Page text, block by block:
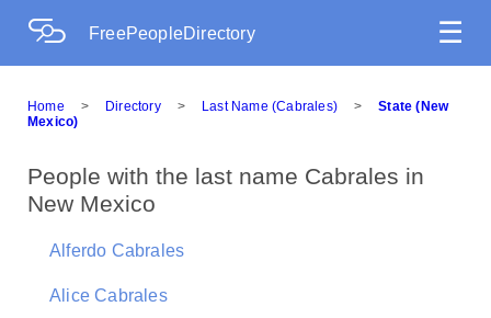
FreePeopleDirectory ☰
Home > Directory > Last Name (Cabrales) >
State (New
Mexico)
People with the last name Cabrales in
New Mexico
Alferdo Cabrales
Alice Cabrales